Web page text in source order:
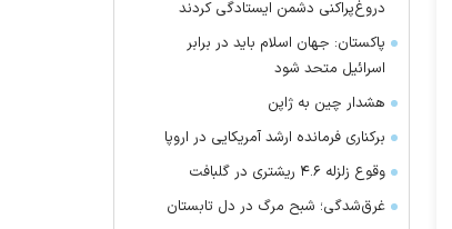
دروغ‌پراکنی دشمن ایستادگی کردند
پاکستان: جهان اسلام باید در برابر
اسرائیل متحد شود
هشدار چین به ژاپن
برکناری فرمانده ارشد آمریکایی در اروپا
وقوع زلزله ۴.۶ ریشتری در گلبافت
غرق‌شدگی؛ شبح مرگ در دل تابستان